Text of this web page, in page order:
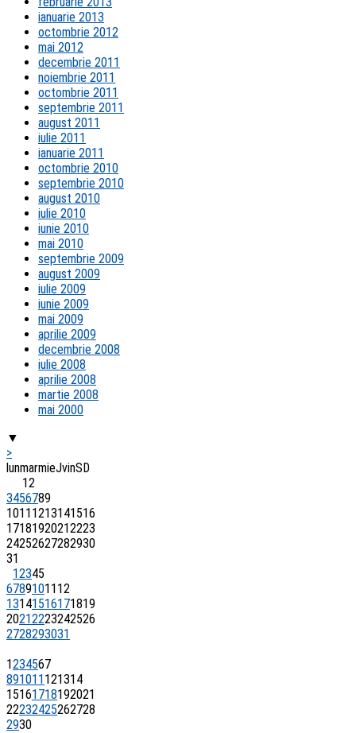
ianuarie 2013
octombrie 2012
mai 2012
decembrie 2011
noiembrie 2011
octombrie 2011
septembrie 2011
august 2011
iulie 2011
ianuarie 2011
octombrie 2010
septembrie 2010
august 2010
iulie 2010
iunie 2010
mai 2010
septembrie 2009
august 2009
iulie 2009
iunie 2009
mai 2009
aprilie 2009
decembrie 2008
iulie 2008
aprilie 2008
martie 2008
mai 2000
▼
>
lunmarmieJvinSD
12
3456789
10111213141516
17181920212223
24252627282930
31
12345
6789101112
13141516171819
20212223242526
2728293031
1234567
891011121314
15161718192021
22232425262728
2930